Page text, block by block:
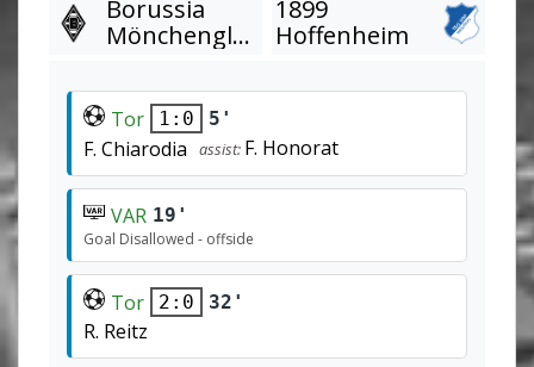
Borussia
Mönchengladbach
1899
Hoffenheim
Tor 1:0 5'
F. Chiarodia assist: F. Honorat
VAR 19'
Goal Disallowed - offside
Tor 2:0 32'
R. Reitz